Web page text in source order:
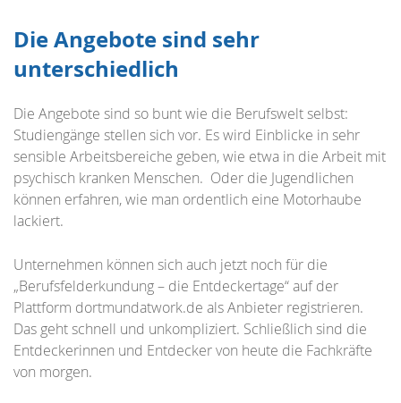
Die Angebote sind sehr
unterschiedlich
Die Angebote sind so bunt wie die Berufswelt selbst:
Studiengänge stellen sich vor. Es wird Einblicke in sehr
sensible Arbeitsbereiche geben, wie etwa in die Arbeit mit
psychisch kranken Menschen. Oder die Jugendlichen
können erfahren, wie man ordentlich eine Motorhaube
lackiert.
Unternehmen können sich auch jetzt noch für die
„Berufsfelderkundung – die Entdeckertage“ auf der
Plattform dortmundatwork.de als Anbieter registrieren.
Das geht schnell und unkompliziert. Schließlich sind die
Entdeckerinnen und Entdecker von heute die Fachkräfte
von morgen.